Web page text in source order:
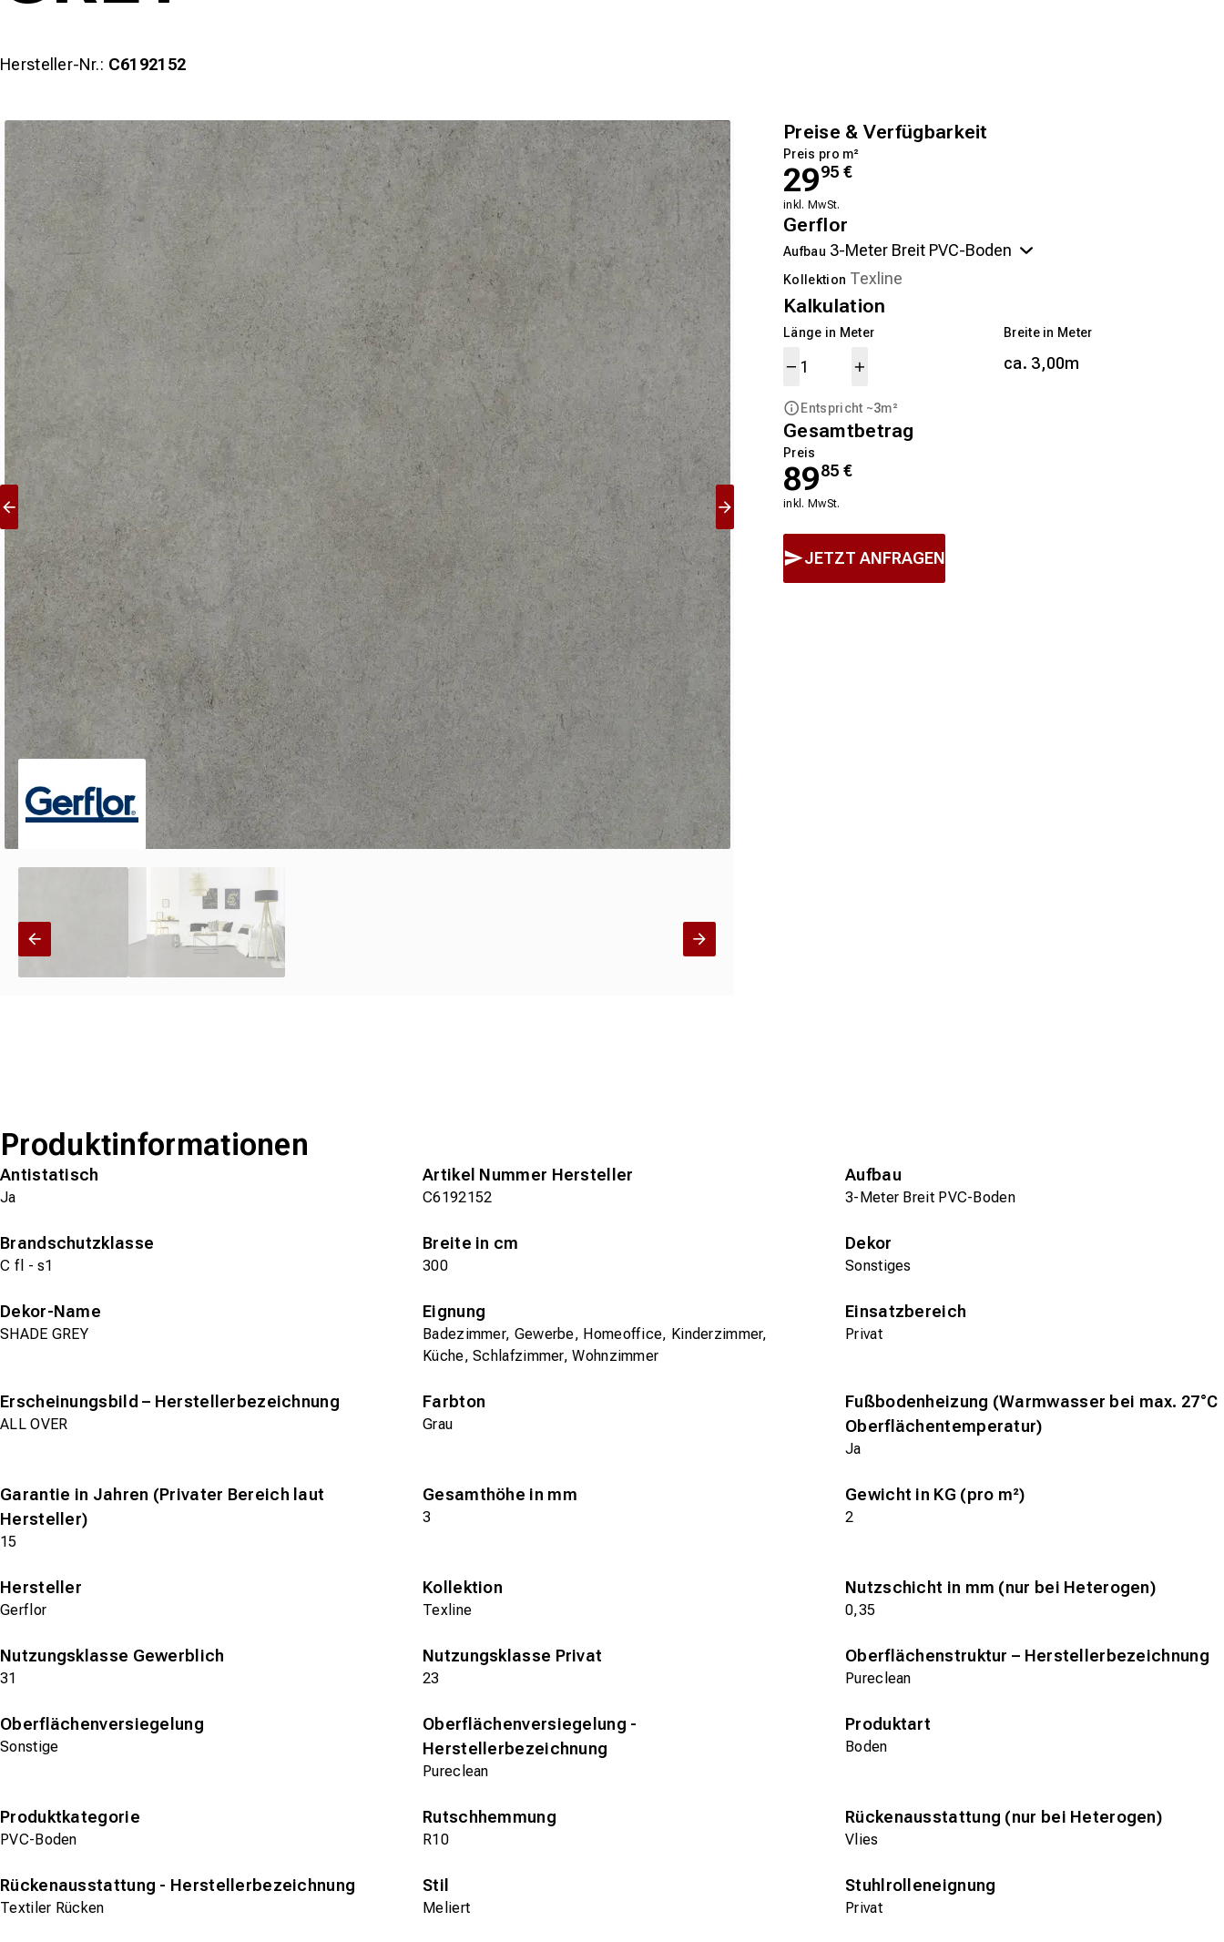
Hersteller-Nr.: C6192152
Preise & Verfügbarkeit
Preis pro m²
2995 €
inkl. MwSt.
Gerflor
Aufbau
Kollektion
Kalkulation
Länge in Meter
Entspricht ~3m²
Breite in Meter
ca. 3,00m
Gesamtbetrag
Preis
8985 €
inkl. MwSt.
JETZT ANFRAGEN
Produktinformationen
Antistatisch
Ja
Artikel Nummer Hersteller
C6192152
Aufbau
3-Meter Breit PVC-Boden
Brandschutzklasse
C fl - s1
Breite in cm
300
Dekor
Sonstiges
Dekor-Name
SHADE GREY
Eignung
Badezimmer, Gewerbe, Homeoffice, Kinderzimmer,
Küche, Schlafzimmer, Wohnzimmer
Einsatzbereich
Privat
Erscheinungsbild – Herstellerbezeichnung
ALL OVER
Farbton
Grau
Fußbodenheizung (Warmwasser bei max. 27°C
Oberflächentemperatur)
Ja
Garantie in Jahren (Privater Bereich laut
Hersteller)
15
Gesamthöhe in mm
3
Gewicht in KG (pro m²)
2
Hersteller
Gerflor
Kollektion
Texline
Nutzschicht in mm (nur bei Heterogen)
0,35
Nutzungsklasse Gewerblich
31
Nutzungsklasse Privat
23
Oberflächenstruktur – Herstellerbezeichnung
Pureclean
Oberflächenversiegelung
Sonstige
Oberflächenversiegelung -
Herstellerbezeichnung
Pureclean
Produktart
Boden
Produktkategorie
PVC-Boden
Rutschhemmung
R10
Rückenausstattung (nur bei Heterogen)
Vlies
Rückenausstattung - Herstellerbezeichnung
Textiler Rücken
Stil
Meliert
Stuhlrolleneignung
Privat